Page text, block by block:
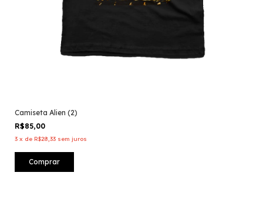
Camiseta Alien (2)
R$85,00
3 x de R$28,33 sem juros
Comprar